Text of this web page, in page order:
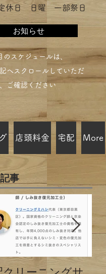
休日 日曜 一部祭日
お知らせ
のスケジュールは、
へスクロールしていただ
、ご確認ください​
店頭料金 宅配 More
事